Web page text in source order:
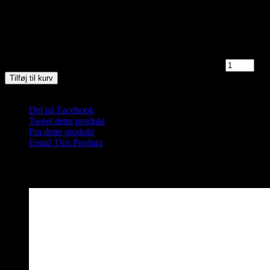
Tilføj til kurv
Del på Facebook
Tweet dette produkt
Pin dette produkt
Email This Product